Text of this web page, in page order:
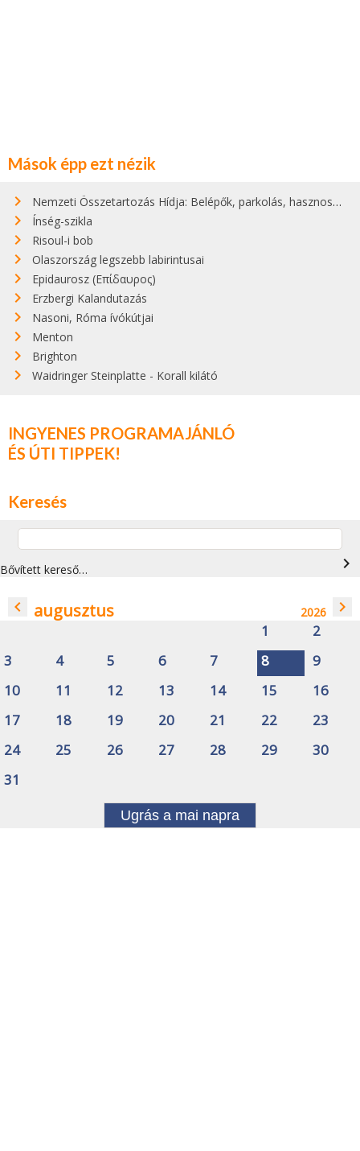
Mások épp ezt nézik
Nemzeti Összetartozás Hídja: Belépők, parkolás, hasznos infók
Ínség-szikla
Risoul-i bob
Olaszország legszebb labirintusai
Epidaurosz (Επίδαυρος)
Erzbergi Kalandutazás
Nasoni, Róma ívókútjai
Menton
Brighton
Waidringer Steinplatte - Korall kilátó
INGYENES PROGRAMAJÁNLÓ
ÉS ÚTI TIPPEK!
Keresés
Bővített kereső… navigate_next
navigate_before augusztus 2026 navigate_next
1
2
3
4 5 6 7 8
9
10
11 12 13 14 15
16
17
18 19 20 21 22
23
24
25 26 27 28 29
30
31
Ugrás a mai napra